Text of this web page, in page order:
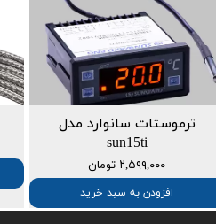
ترموستات سانوارد مدل
sun15ti
۲,۵۹۹,۰۰۰ تومان
افزودن به سبد خرید